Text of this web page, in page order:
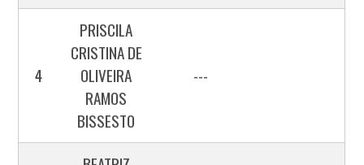
4
PRISCILA
CRISTINA DE
OLIVEIRA
RAMOS
BISSESTO
---